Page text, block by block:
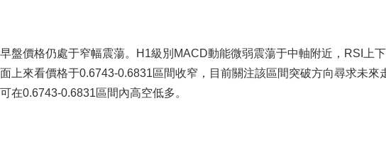
盤價格仍處于窄幅震蕩。H1級別MACD動能微弱震蕩于中軸附近，RSI上
上來看價格于0.6743-0.6831區間收窄，目前關注該區間突破方向尋求未來
在0.6743-0.6831區間內高空低多。